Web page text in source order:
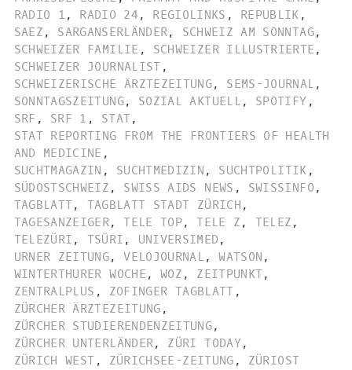
RADIO 1 , RADIO 24, REGIOLINKS , REPUBLIK ,
SAEZ , SARGANSERLÄNDER, SCHWEIZ AM SONNTAG,
SCHWEIZER FAMILIE , SCHWEIZER ILLUSTRIERTE ,
SCHWEIZER JOURNALIST ,
SCHWEIZERISCHE ÄRZTEZEITUNG, SEMS-JOURNAL ,
SONNTAGSZEITUNG, SOZIAL AKTUELL , SPOTIFY ,
SRF , SRF 1 , STAT,
STAT REPORTING FROM THE FRONTIERS OF HEALTH
AND MEDICINE ,
SUCHTMAGAZIN , SUCHTMEDIZIN , SUCHTPOLITIK ,
SÜDOSTSCHWEIZ , SWISS AIDS NEWS , SWISSINFO ,
TAGBLATT, TAGBLATT STADT ZÜRICH ,
TAGESANZEIGER, TELE TOP, TELE Z , TELEZ ,
TELEZÜRI , TSÜRI , UNIVERSIMED ,
URNER ZEITUNG, VELOJOURNAL , WATSON ,
WINTERTHURER WOCHE , WOZ , ZEITPUNKT,
ZENTRALPLUS , ZOFINGER TAGBLATT ,
ZÜRCHER ÄRZTEZEITUNG ,
ZÜRCHER STUDIERENDENZEITUNG,
ZÜRCHER UNTERLÄNDER, ZÜRI TODAY,
ZÜRICH WEST , ZÜRICHSEE-ZEITUNG , ZÜRIOST